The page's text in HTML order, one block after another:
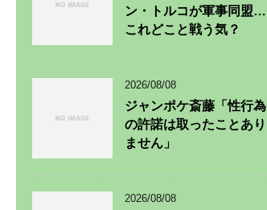
ン・トルコが軍事同盟…
これどこと戦う気？
2026/08/08
ジャンポケ斎藤「性行為
の許諾は取ったことあり
ません」
2026/08/08